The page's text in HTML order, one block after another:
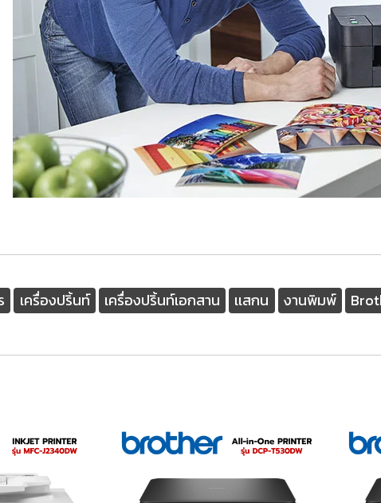
เครื่องปริ้นท์ เครื่องปริ้นท์เอกสาน เเสกน งานพิมพ์